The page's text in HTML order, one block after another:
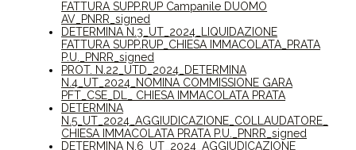
FATTURA SUPP.RUP Campanile DUOMO
AV_PNRR_signed
DETERMINA N.3_UT_2024_LIQUIDAZIONE
FATTURA SUPP.RUP_CHIESA IMMACOLATA_PRATA
P.U._PNRR_signed
PROT. N.22_UTD_2024_DETERMINA
N.4_UT_2024_NOMINA COMMISSIONE GARA
PFT_CSE_DL_ CHIESA IMMACOLATA PRATA
DETERMINA
N.5_UT_2024_AGGIUDICAZIONE_COLLAUDATORE_
CHIESA IMMACOLATA PRATA P.U._PNRR_signed
DETERMINA N.6_UT_2024_AGGIUDICAZIONE